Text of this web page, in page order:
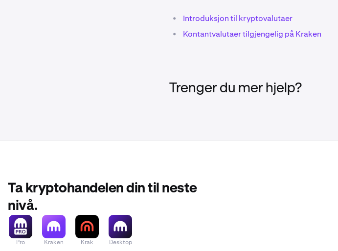
• Introduksjon til kryptovalutaer
• Kontantvalutaer tilgjengelig på Kraken
Trenger du mer hjelp?
Ta kryptohandelen din til neste
nivå.
Pro Kraken Krak Desktop